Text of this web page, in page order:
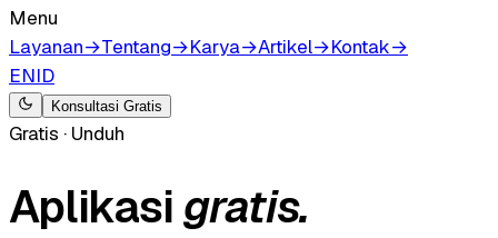
Menu
Layanan→Tentang→Karya→Artikel→Kontak→
ENID
Konsultasi Gratis
Gratis · Unduh
Aplikasigratis.